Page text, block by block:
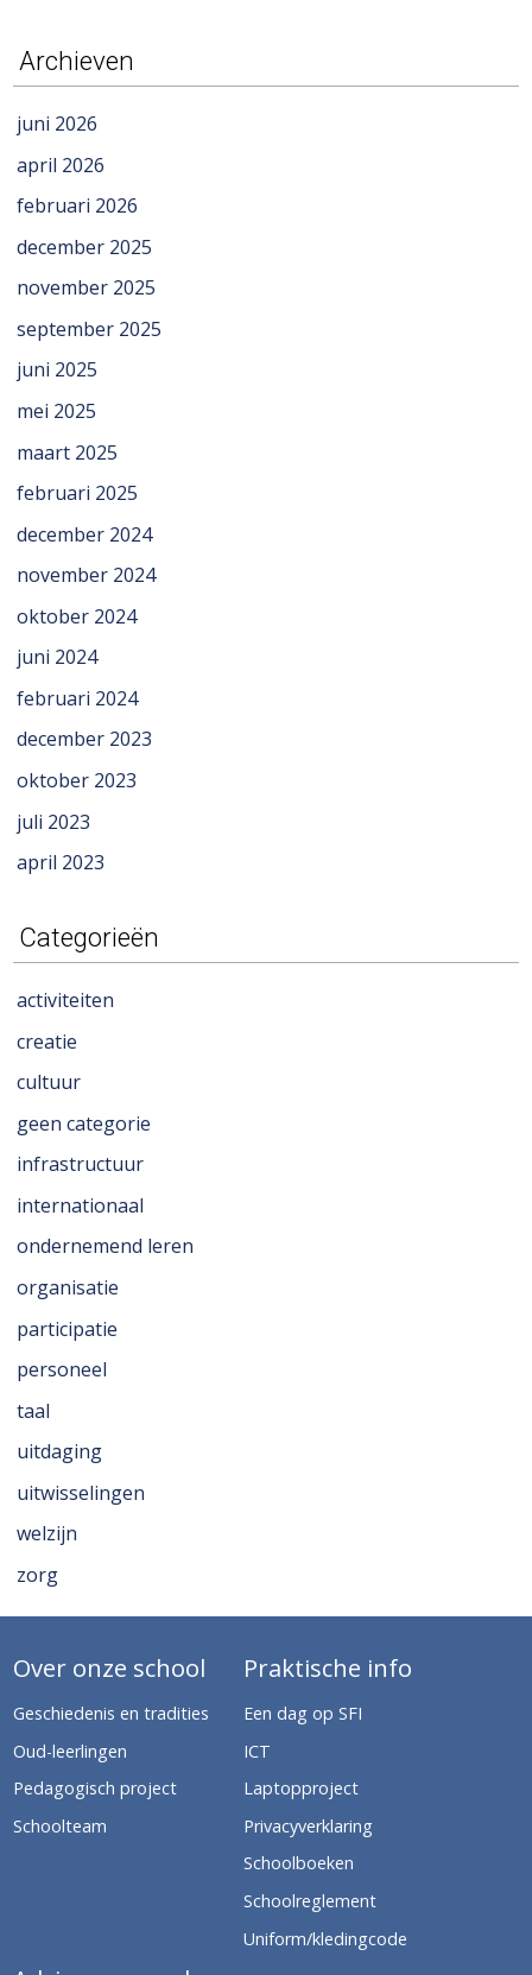
Archieven
juni 2026
april 2026
februari 2026
december 2025
november 2025
september 2025
juni 2025
mei 2025
maart 2025
februari 2025
december 2024
november 2024
oktober 2024
juni 2024
februari 2024
december 2023
oktober 2023
juli 2023
april 2023
Categorieën
activiteiten
creatie
cultuur
geen categorie
infrastructuur
internationaal
ondernemend leren
organisatie
participatie
personeel
taal
uitdaging
uitwisselingen
welzijn
zorg
Over onze school
Geschiedenis en tradities
Oud-leerlingen
Pedagogisch project
Schoolteam
Praktische info
Een dag op SFI
ICT
Laptopproject
Privacyverklaring
Schoolboeken
Schoolreglement
Uniform/kledingcode